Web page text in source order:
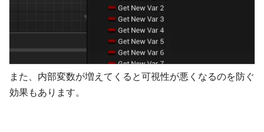
また、内部変数が増えてくると可視性が悪くなるのを防ぐ
効果もあります。